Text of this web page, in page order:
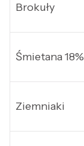
Brokuły
Śmietana 18%
Ziemniaki